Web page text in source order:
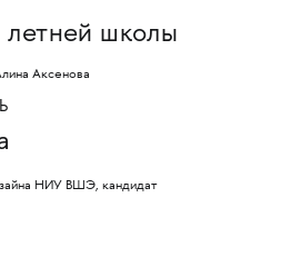
летней школы
НИУ ВШЭ, кандидат